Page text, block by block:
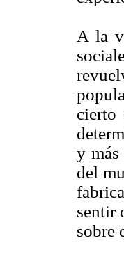
A la
cierto
y
del
sentir
sobre